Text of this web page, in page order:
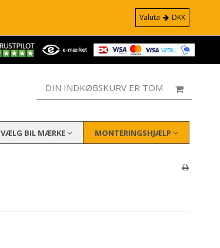
Valuta DKK
DIN INDKØBSKURV ER TOM
VÆLG BIL MÆRKE MONTERINGSHJÆLP